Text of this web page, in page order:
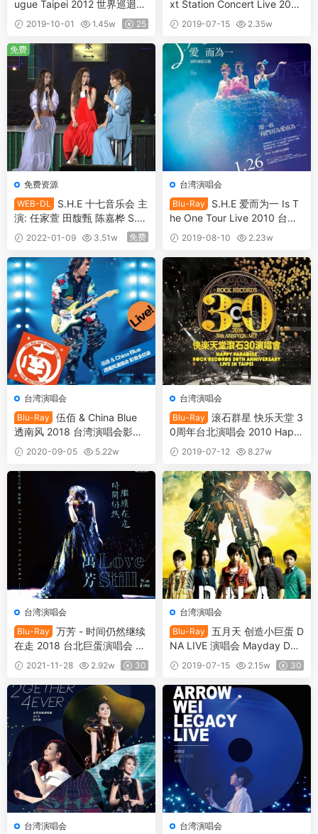
ugue Taipei 2012 世界巡迴演
唱会台北旗舰场 [BDMV 46.17
GB]
2019-10-01 1.45w 25
xt Station Concert Live 2016
台北小巨蛋演唱会 [BDISO 4
0.8GB]
2019-07-15
2.35w
免费资源
WEB-DL
S.H.E 十七音乐会 主
演: 任家萱 田馥甄 陈嘉桦 S.H.
E 17th Concert 2018 WEB-D
L 4K H265 50fps《WEB-DL
MP4 31G》
2022-01-09 3.51w 免费
免费
台湾演唱会
Blu-Ray
S.H.E 爱而为一 Is T
he One Tour Live 2010 台北
演唱会《BDMV 39G》
2019-08-10
2.23w
台湾演唱会
Blu-Ray
伍佰 & China Blue
透南风 2018 台湾演唱会影音
全纪录 Wu Bai & China Blue s
outh wind live 2018 BluRay
[BDMV 42.48GB]
2020-09-05
5.22w
台湾演唱会
Blu-Ray
滚石群星 快乐天堂 3
0周年台北演唱会 2010 Happ
y Paradise Rock Records 30
th Anniversary Live In Taipei
2010 [BDISO 2BD 64.06G]
2019-07-12
8.27w
台湾演唱会
Blu-Ray
万芳 - 时间仍然继续
在走 2018 台北巨蛋演唱会 W
an Fang Love Still Live Conc
ert 2018 [2021] [BDMV 44.6
GB]
2021-11-28 2.92w 30
台湾演唱会
Blu-Ray
五月天 创造小巨蛋 D
NA LIVE 演唱会 Mayday DN
A World Tour Live 2010 [BDI
SO 44.76G]
2019-07-15 2.15w 30
台湾演唱会
台湾演唱会